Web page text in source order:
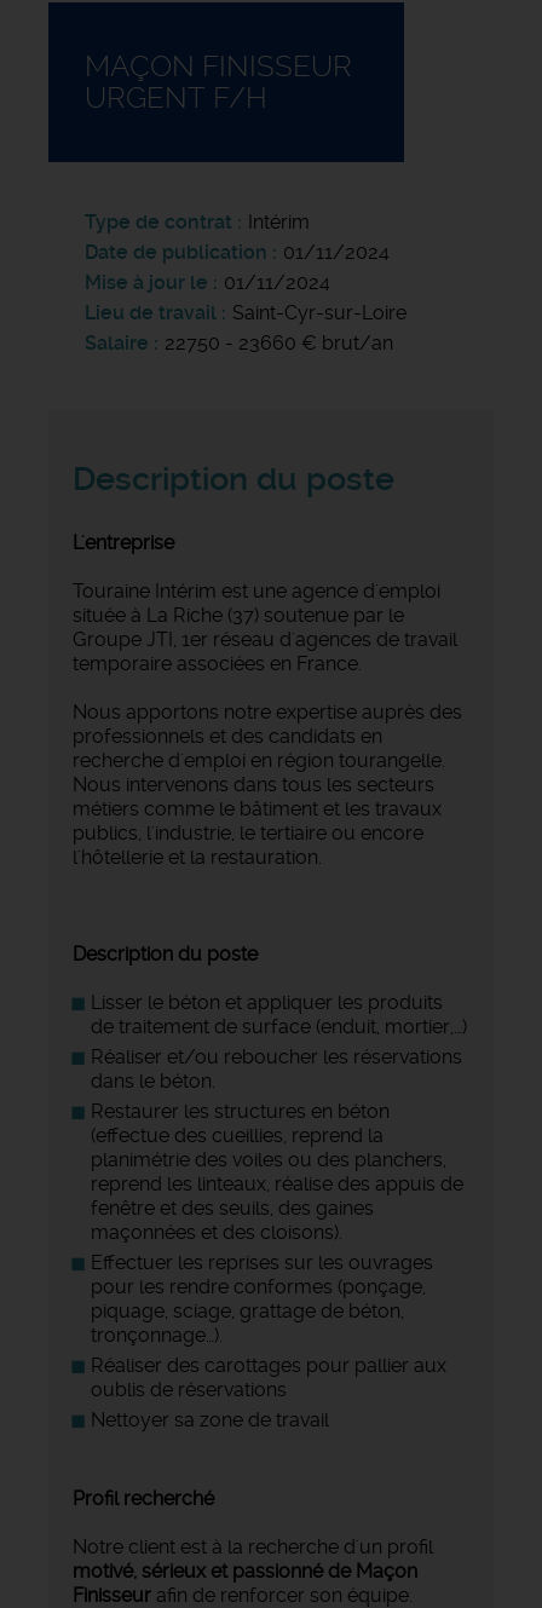
MAÇON FINISSEUR
URGENT F/H
Type de contrat
Intérim
Date de publication
01/11/2024
Mise à jour le
01/11/2024
Lieu de travail
Saint-Cyr-sur-Loire
Salaire
22750 - 23660 € brut/an
Description du poste
L'entreprise
Touraine Intérim est une agence d'emploi
située à La Riche (37) soutenue par le
Groupe JTI, 1er réseau d'agences de travail
temporaire associées en France.
Nous apportons notre expertise auprès des
professionnels et des candidats en
recherche d'emploi en région tourangelle.
Nous intervenons dans tous les secteurs
métiers comme le bâtiment et les travaux
publics, l'industrie, le tertiaire ou encore
l'hôtellerie et la restauration.
Description du poste
Lisser le béton et appliquer les produits
de traitement de surface (enduit, mortier,…)
Réaliser et/ou reboucher les réservations
dans le béton.
Restaurer les structures en béton
(effectue des cueillies, reprend la
planimétrie des voiles ou des planchers,
reprend les linteaux, réalise des appuis de
fenêtre et des seuils, des gaines
maçonnées et des cloisons).
Effectuer les reprises sur les ouvrages
pour les rendre conformes (ponçage,
piquage, sciage, grattage de béton,
tronçonnage…).
Réaliser des carottages pour pallier aux
oublis de réservations
Nettoyer sa zone de travail
Profil recherché
Notre client est à la recherche d'un profil
motivé, sérieux et passionné de Maçon
Finisseur afin de renforcer son équipe.